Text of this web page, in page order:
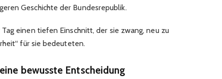
Geschichte der Bundesrepublik.
einen tiefen Einschnitt, der sie zwang, neu zu
für sie bedeuteten.
bewusste Entscheidung